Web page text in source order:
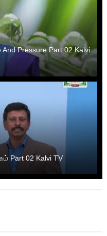
Pressure Part 02 Kalvi
Part 02 Kalvi TV